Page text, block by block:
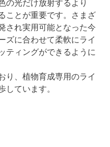
の光だけ放射するより
ことが重要です。さまざ
され実用可能となった今
ズに合わせて柔軟にライ
ティングができるように
り、植物育成専用のライ
しています。